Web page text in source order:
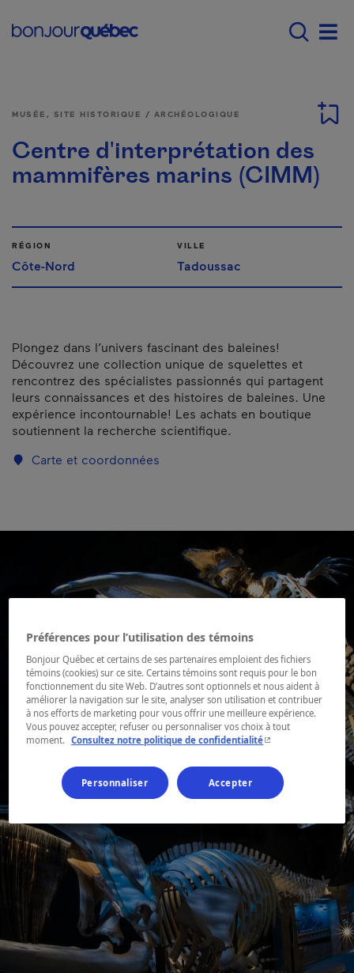
Main navigation -
MUSÉE, SITE HISTORIQUE / ARCHÉOLOGIQUE
Centre d'interprétation des
mammifères marins (CIMM)
RÉGION
Côte-Nord
VILLE
Tadoussac
Plongez dans l’univers fascinant des baleines!
Découvrez une collection unique de squelettes et
rencontrez des spécialistes passionnés qui partagent
leurs connaissances et des histoires de baleines. Une
expérience incontournable! Les achats en boutique
soutiennent la recherche scientifique.
Carte et coordonnées
Préférences pour l’utilisation des témoins
Bonjour Québec et certains de ses partenaires emploient des fichiers
témoins (cookies) sur ce site. Certains témoins sont requis pour le bon
fonctionnement du site Web. D’autres sont optionnels et nous aident à
améliorer la navigation sur le site, analyser son utilisation et contribuer
à nos efforts de marketing pour vous offrir une meilleure expérience.
Vous pouvez accepter, refuser ou personnaliser vos choix à tout
moment.
Consultez notre politique de confidentialité- Cet hyperlien
Personnaliser Accepter